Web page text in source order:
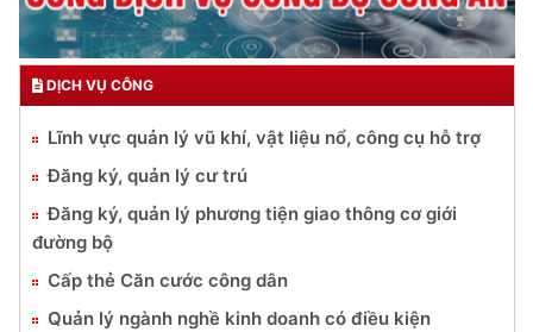
DỊCH VỤ CÔNG
Lĩnh vực quản lý vũ khí, vật liệu nổ, công cụ hỗ trợ
Đăng ký, quản lý cư trú
Đăng ký, quản lý phương tiện giao thông cơ giới
đường bộ
Cấp thẻ Căn cước công dân
Quản lý ngành nghề kinh doanh có điều kiện